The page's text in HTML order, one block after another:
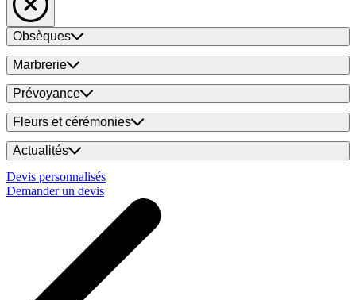
Obsèques
Marbrerie
Prévoyance
Fleurs et cérémonies
Actualités
Devis personnalisés
Demander un devis